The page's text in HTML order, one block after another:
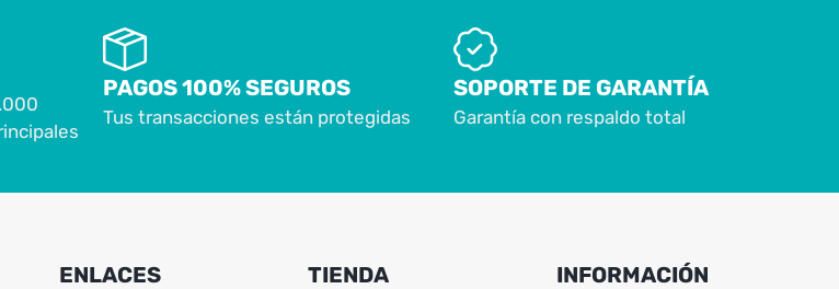
PAGOS 100% SEGUROS
Tus transacciones están protegidas
SOPORTE DE GARANTÍA
Garantía con respaldo total
ENLACES TIENDA INFORMACIÓN